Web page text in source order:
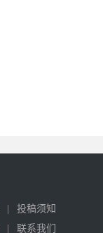
投稿须知
联系我们